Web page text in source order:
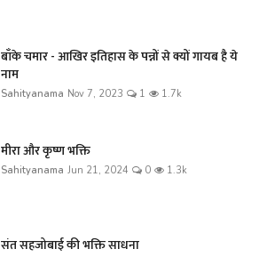
बाँके चमार - आखिर इतिहास के पन्नों से क्यों गायब है ये
नाम
Sahityanama Nov 7, 2023 1 1.7k
मीरा और कृष्ण भक्ति
Sahityanama Jun 21, 2024 0 1.3k
संत सहजोबाई की भक्ति साधना